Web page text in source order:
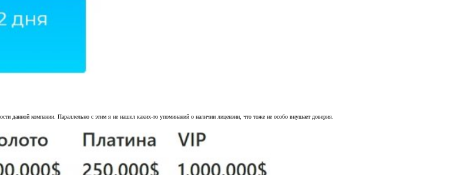
данной компании. Параллельно с этим я не нашел каких-то упоминаний о наличии лицензии, что тоже не особо внушает доверия.